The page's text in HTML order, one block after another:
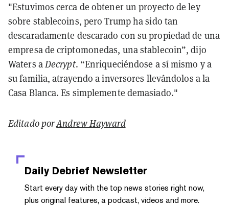
"Estuvimos cerca de obtener un proyecto de ley
sobre stablecoins, pero Trump ha sido tan
descaradamente descarado con su propiedad de una
empresa de criptomonedas, una stablecoin”, dijo
Waters aDecrypt. “Enriqueciéndose a sí mismo y a
su familia, atrayendo a inversores llevándolos a la
Casa Blanca. Es simplemente demasiado."
Editado porAndrew Hayward
Daily Debrief Newsletter
Start every day with the top news stories right now,
plus original features, a podcast, videos and more.